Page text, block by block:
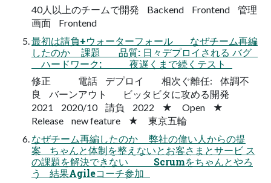
40人以上のチームで開発 Backend Frontend 管理
画面 Frontend
最初は請負+ウォーターフォール なぜチーム再編
したのか 課題 品質: 日々デプロイされる バグ
ハードワーク: 夜遅くまで続くテスト
修正 電話 デプロイ 相次ぐ離任: 体調不
良 バーンアウト ビッタビタに攻める開発
2021 2020/10 請負 2022 ★ Open ★
Release new feature ★ 東京五輪
なぜチーム再編したのか 弊社の偉い人からの提
案 ちゃんと体制を整えないとお客さまとサービ ス
の課題を解決できない Scrumをちゃんとやろ
う 結果Agileコーチ参加